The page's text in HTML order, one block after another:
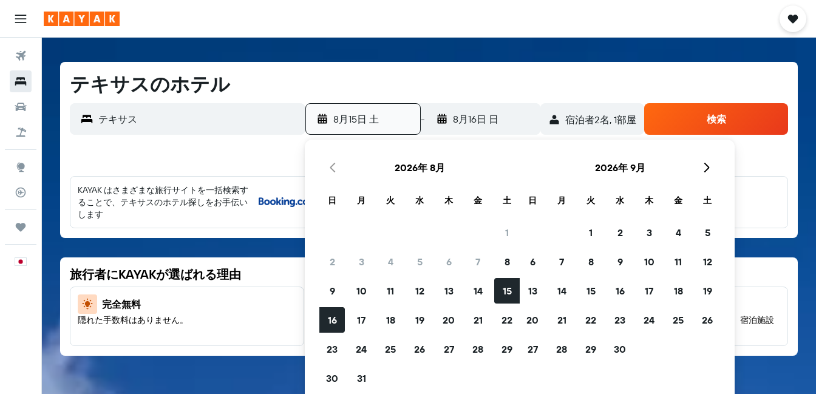
フライトトラッカー
日本語
テキサスのホテル
8月15日 土 - 8月16日 日 宿泊者2名, 1​部屋 検索
KAYAK はさまざまな旅行サイトを一括検索す
ることで、テキサスのホテル探しをお手伝い
します
他多数のブラン
旅行者にKAYAKが選ばれる理由
完全無料
隠れた手数料はありません。
料金を絞り込み検索
無料キャンセル、無料朝食などで絞り込みできます。
数百万件の実際の宿泊者によるレビューから、宿泊施設
2026年 8月
日 月 火 水 木 金 土
1
2 3 4 5 6 7 8
9 10 11 12 13 14 15
16 17 18 19 20 21 22
23 24 25 26 27 28 29
30 31
2026年 9月
日 月 火 水 木 金 土
1 2 3 4 5
6 7 8 9 10 11 12
13 14 15 16 17 18 19
20 21 22 23 24 25 26
27 28 29 30